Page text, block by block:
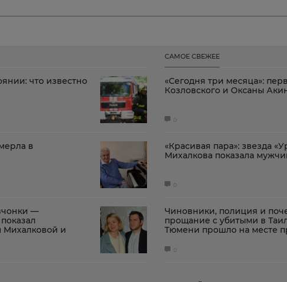
что известно
в
—
Михалковой и
САМОЕ СВЕЖЕЕ
«Сегодня три месяца»:
Козловского и Оксаны
0
«Красивая пара»: звезда
Михалкова показала
0
Чиновники, полиция и
прощание с убитыми в
Тюмени прошло на месте
0